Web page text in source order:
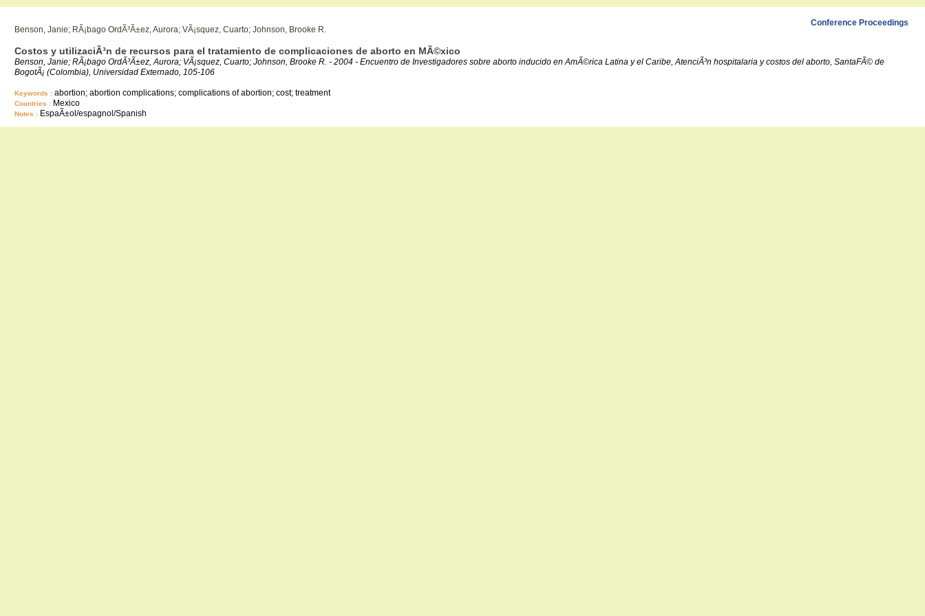
Conference Proceedings
Benson, Janie; RÃ¡bago OrdÃ³Ã±ez, Aurora; VÃ¡squez, Cuarto; Johnson, Brooke R.
Costos y utilizaciÃ³n de recursos para el tratamiento de complicaciones de aborto en MÃ©xico
Benson, Janie; RÃ¡bago OrdÃ³Ã±ez, Aurora; VÃ¡squez, Cuarto; Johnson, Brooke R. - 2004 - Encuentro de Investigadores sobre aborto inducido en AmÃ©rica Latina y el Caribe, AtenciÃ³n hospitalaria y costos del aborto, SantaFÃ© de
BogotÃ¡ (Colombia), Universidad Externado, 105-106
Keywords : abortion; abortion complications; complications of abortion; cost; treatment
Countries : Mexico
Notes : EspaÃ±ol/espagnol/Spanish